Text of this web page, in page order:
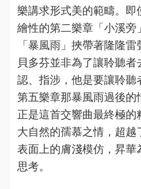
樂講求形式美的範疇。即
繪性的第二樂章「小溪旁
「暴風雨」挾帶著隆隆
貝多芬並非為了讓聆聽者
認、指涉，他是要讓聆聽
第五樂章那暴風雨過後的
正是這首交響曲最終極的
大自然的孺慕之情，超越
表面上的膚淺模仿，昇華
思考。